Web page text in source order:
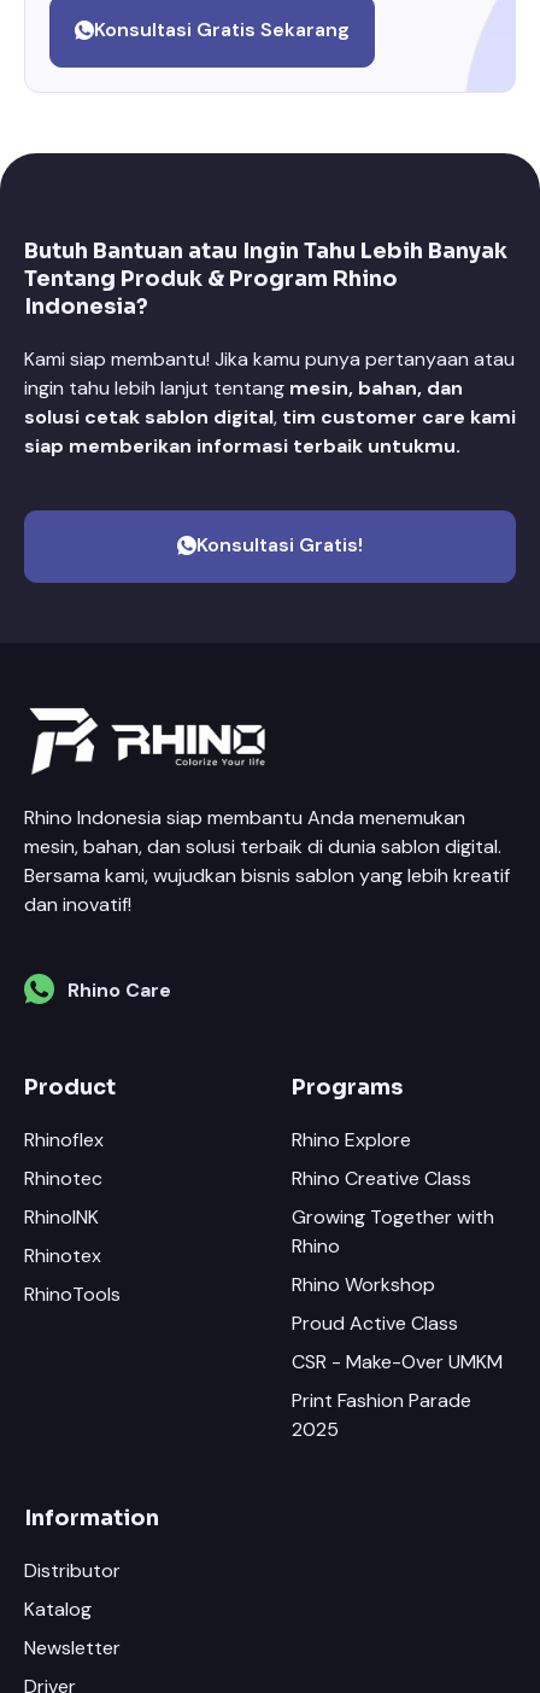
Konsultasi Gratis Sekarang
Butuh Bantuan atau Ingin Tahu Lebih Banyak
Tentang Produk & Program Rhino
Indonesia?
Kami siap membantu! Jika kamu punya pertanyaan atau
ingin tahu lebih lanjut tentang mesin, bahan, dan
solusi cetak sablon digital, tim customer care kami
siap memberikan informasi terbaik untukmu.
Konsultasi Gratis!
Rhino Indonesia siap membantu Anda menemukan
mesin, bahan, dan solusi terbaik di dunia sablon digital.
Bersama kami, wujudkan bisnis sablon yang lebih kreatif
dan inovatif!
Rhino Care
Product
Rhinoflex
Rhinotec
RhinoINK
Rhinotex
RhinoTools
Programs
Rhino Explore
Rhino Creative Class
Growing Together with
Rhino
Rhino Workshop
Proud Active Class
CSR - Make-Over UMKM
Print Fashion Parade
2025
Information
Distributor
Katalog
Newsletter
Driver